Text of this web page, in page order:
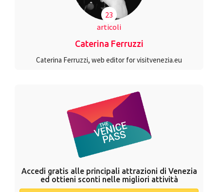
23
articoli
Caterina Ferruzzi
Caterina Ferruzzi, web editor for visitvenezia.eu
Accedi gratis alle principali attrazioni di Venezia
ed ottieni sconti nelle migliori attività